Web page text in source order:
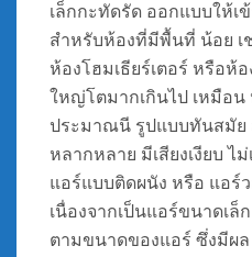
เล็กกะทัดรัด ออกแบบให้เ
สำหรับห้องที่มีพื้นที่ น้อย
ห้องโฮมเธียร์เตอร์ หรือห้
ใหญ่โตมากเกินไป เหมือ
ประมาณนี รูปแบบทันสมัย
หลากหลาย มีเสียงเงียบ ไ
แอร์แบบติดผนัง หรือ แอร์ว
เนื่องจากเป็นแอร์ขนาดเล็
ตามขนาดของแอร์ ซึ่งมีผ